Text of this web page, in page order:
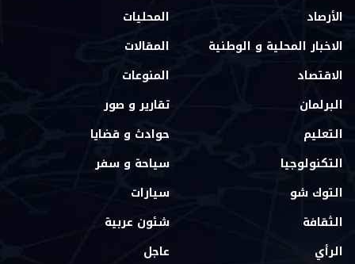
الأرصاد
الاخبار المحلية و الوطنية
الاقتصاد
البرلمان
التعليم
التكنولوجيا
التوك شو
الثقافة
الرأي
المحليات
المقالات
المنوعات
تقارير و صور
حوادث و قضايا
سياحة و سفر
سيارات
شئون عربية
عاجل